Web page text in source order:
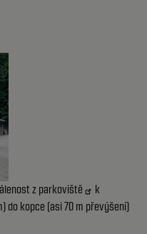
z parkoviště
k
do kopce (asi 70 m převýšení)